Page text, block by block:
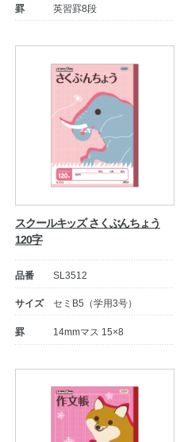
罫 英習罫8段
スクールキッズ さくぶんちょう
120字
品番 SL3512
サイズ セミB5（学用3号）
罫 14mmマス 15×8